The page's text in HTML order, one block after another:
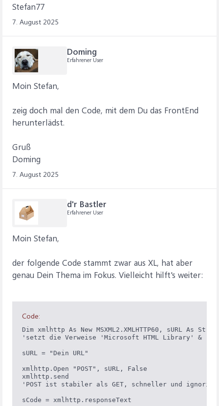
Stefan77
7. August 2025
Doming
Erfahrener User
Moin Stefan,
zeig doch mal den Code, mit dem Du das FrontEnd
herunterlädst.
Gruß
Doming
7. August 2025
d'r Bastler
Erfahrener User
Moin Stefan,
der folgende Code stammt zwar aus XL, hat aber
genau Dein Thema im Fokus. Vielleicht hilft's weiter:
Code:
Dim xmlhttp As New MSXML2.XMLHTTP60, sURL As
'setzt die Verweise 'Microsoft HTML Library' &
sURL = "Dein URL"
xmlhttp.Open "POST", sURL, False
xmlhttp.send
'POST ist stabiler als GET, schneller und
sCode = xmlhttp.responseText